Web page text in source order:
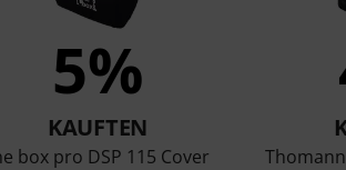
5%
KAUFTEN
box pro DSP 115 Cover